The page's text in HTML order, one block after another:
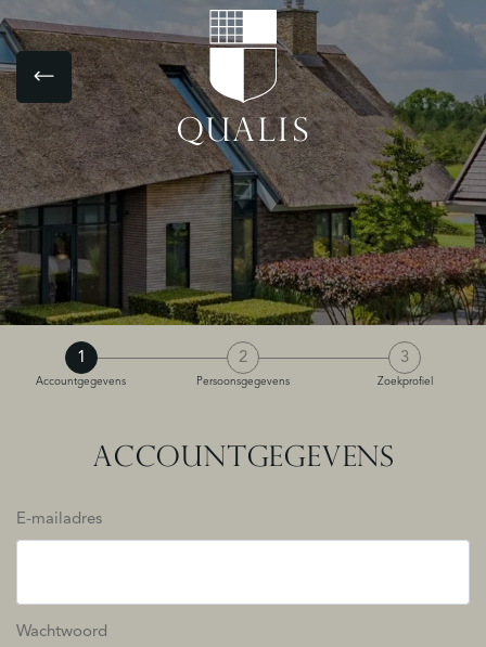
1
Accountgegevens
2
Persoonsgegevens
3
Zoekprofiel
ACCOUNTGEGEVENS
E-mailadres
Wachtwoord